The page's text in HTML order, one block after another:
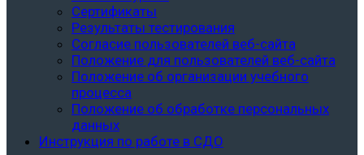
Сертификаты
Результаты тестирования
Согласие пользователей веб-сайта
Положение для пользователей веб-сайта
Положение об организации учебного
процесса
Положение об обработке персональных
данных
Инструкция по работе в СДО